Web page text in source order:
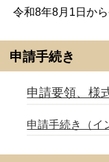
令和8年8月1日か
申請手続き
申請要領、様
申請手続き（イ